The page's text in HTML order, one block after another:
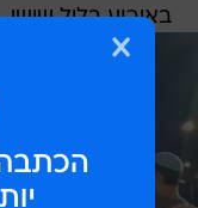
באירוע בליל שישי.